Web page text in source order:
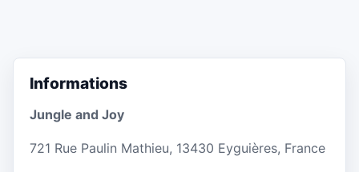
Informations
Jungle and Joy
721 Rue Paulin Mathieu, 13430 Eyguières, France